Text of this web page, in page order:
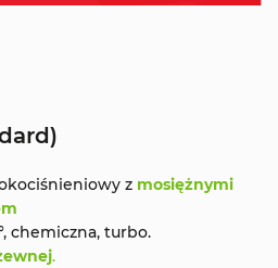
z mosiężnymi
chemiczna, turbo.
.